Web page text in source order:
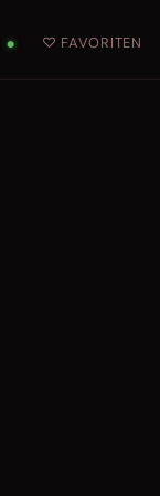
● ♡ FAVORITEN